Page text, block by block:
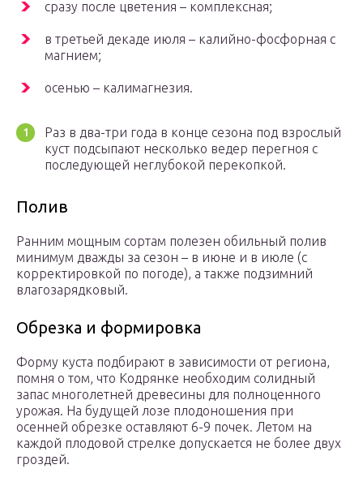
сразу после цветения – комплексная;
в третьей декаде июля – калийно-фосфорная с
магнием;
осенью – калимагнезия.
Раз в два-три года в конце сезона под взрослый
куст подсыпают несколько ведер перегноя с
последующей неглубокой перекопкой.
Полив
Ранним мощным сортам полезен обильный полив
минимум дважды за сезон – в июне и в июле (с
корректировкой по погоде), а также подзимний
влагозарядковый.
Обрезка и формировка
Форму куста подбирают в зависимости от региона,
помня о том, что Кодрянке необходим солидный
запас многолетней древесины для полноценного
урожая. На будущей лозе плодоношения при
осенней обрезке оставляют 6-9 почек. Летом на
каждой плодовой стрелке допускается не более двух
гроздей.